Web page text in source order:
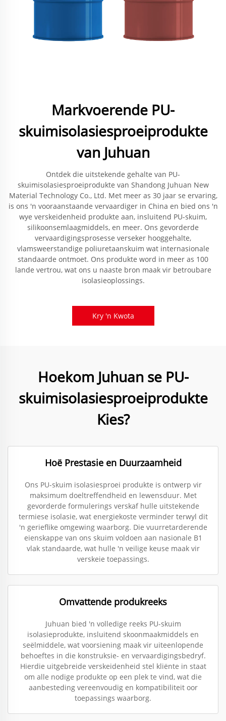
Markvoerende PU-
skuimisolasiesproeiprodukte
van Juhuan
Ontdek die uitstekende gehalte van PU-
skuimisolasiesproeiprodukte van Shandong Juhuan New
Material Technology Co., Ltd. Met meer as 30 jaar se ervaring,
is ons 'n vooraanstaande vervaardiger in China en bied ons 'n
wye verskeidenheid produkte aan, insluitend PU-skuim,
silikoonsemlaagmiddels, en meer. Ons gevorderde
vervaardigingsprosesse verseker hooggehalte,
vlamsweerstandige poliuretaanskuim wat internasionale
standaarde ontmoet. Ons produkte word in meer as 100
lande vertrou, wat ons u naaste bron maak vir betroubare
isolasieoplossings.
Kry 'n Kwota
Hoekom Juhuan se PU-
skuimisolasiesproeiprodukte
Kies?
Hoë Prestasie en Duurzaamheid
Ons PU-skuim isolasiesproei produkte is ontwerp vir
maksimum doeltreffendheid en lewensduur. Met
gevorderde formulerings verskaf hulle uitstekende
termiese isolasie, wat energiekoste verminder terwyl dit
'n gerieflike omgewing waarborg. Die vuurretarderende
eienskappe van ons skuim voldoen aan nasionale B1
vlak standaarde, wat hulle 'n veilige keuse maak vir
verskeie toepassings.
Omvattende produkreeks
Juhuan bied 'n volledige reeks PU-skuim
isolasieprodukte, insluitend skoonmaakmiddels en
seëlmiddele, wat voorsiening maak vir uiteenlopende
behoeftes in die konstruksie- en vervaardigingsbedryf.
Hierdie uitgebreide verskeidenheid stel kliënte in staat
om alle nodige produkte op een plek te vind, wat die
aanbesteding vereenvoudig en kompatibiliteit oor
toepassings waarborg.